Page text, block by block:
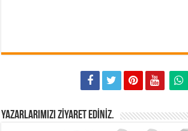
YAZARLARIMIZI ZIYARET EDINIZ.